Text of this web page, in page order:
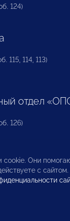
124)
115, 114, 113)
отдел
126)
прав
cookie. Они
с